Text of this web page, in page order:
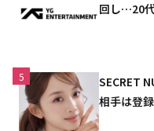
回し…20
5
SECRET
相手は登